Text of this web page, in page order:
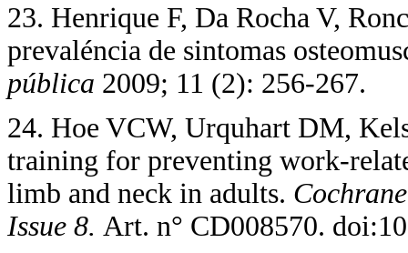
23. Henrique F, Da Rocha V,
prevaléncia de sintomas
pública 2009; 11 (2): 256-267.
24. Hoe VCW, Urquhart DM,
training for preventing work-
limb and neck in adults.
Issue 8. Art. n° CD008570.